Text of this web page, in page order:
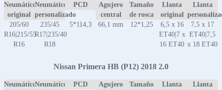
Neumático
original
Neumático
personalizado
PCD
Agujero
central
Tamaño
de rosca
Llanta
original
Llanta
205/60
R16|215/55
R16
235/45
R17|235/40
R18
5*114,3 66,1 mm 12*1,25
6,5 x 16
ET40|7 x
16 ET40
7,5 x 17
ET40|7,5
x 18 ET40
Nissan Primera HB (P12) 2018 2.0
NeumáticoNeumático
PCD
Agujero
Tamaño
Llanta
Llanta